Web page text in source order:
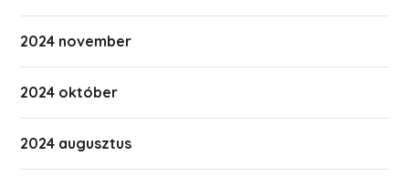
2024 november
2024 október
2024 augusztus